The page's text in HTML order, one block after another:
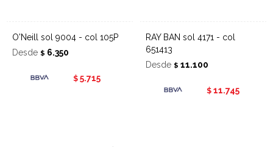
O'Neill sol 9004 - col 105P
Desde $ 6.350
$ 5.715
RAY BAN sol 4171 - col
651413
Desde $ 11.100
$ 11.745